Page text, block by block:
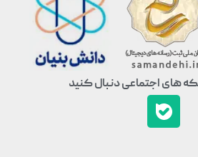
های اجتماعی دنبال کنید